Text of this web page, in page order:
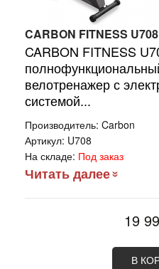
CARBON FITNESS
CARBON FITNESS
велотренажер с
системой...
Производитель: Carbon
Артикул: U708
На складе: Под заказ
Читать далее
19
В